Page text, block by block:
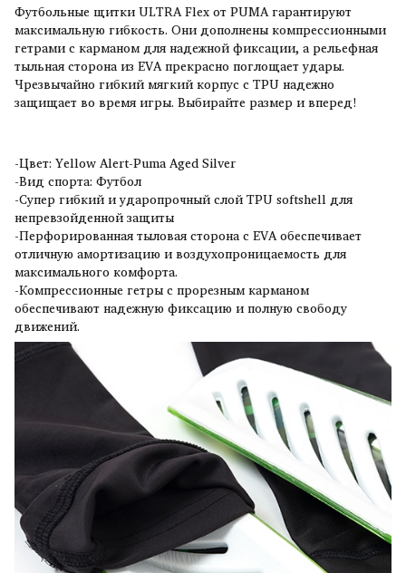
Футбольные щитки ULTRA Flex от PUMA гарантируют
максимальную гибкость. Они дополнены компрессионными
гетрами с карманом для надежной фиксации, а рельефная
тыльная сторона из EVA прекрасно поглощает удары.
Чрезвычайно гибкий мягкий корпус с TPU надежно
защищает во время игры. Выбирайте размер и вперед!
-Цвет: Yellow Alert-Puma Aged Silver
-Вид спорта: Футбол
-Супер гибкий и ударопрочный слой TPU softshell для
непревзойденной защиты
-Перфорированная тыловая сторона с EVA обеспечивает
отличную амортизацию и воздухопроницаемость для
максимального комфорта.
-Компрессионные гетры с прорезным карманом
обеспечивают надежную фиксацию и полную свободу
движений.